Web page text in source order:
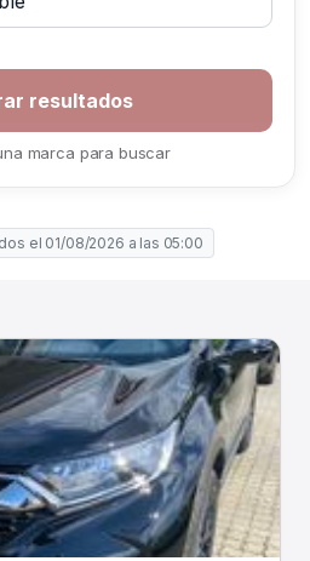
marca para buscar
el 01/08/2026 a las 05:00